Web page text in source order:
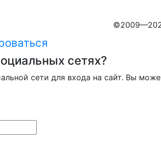
©
сетях?
сети для входа на сайт. Вы